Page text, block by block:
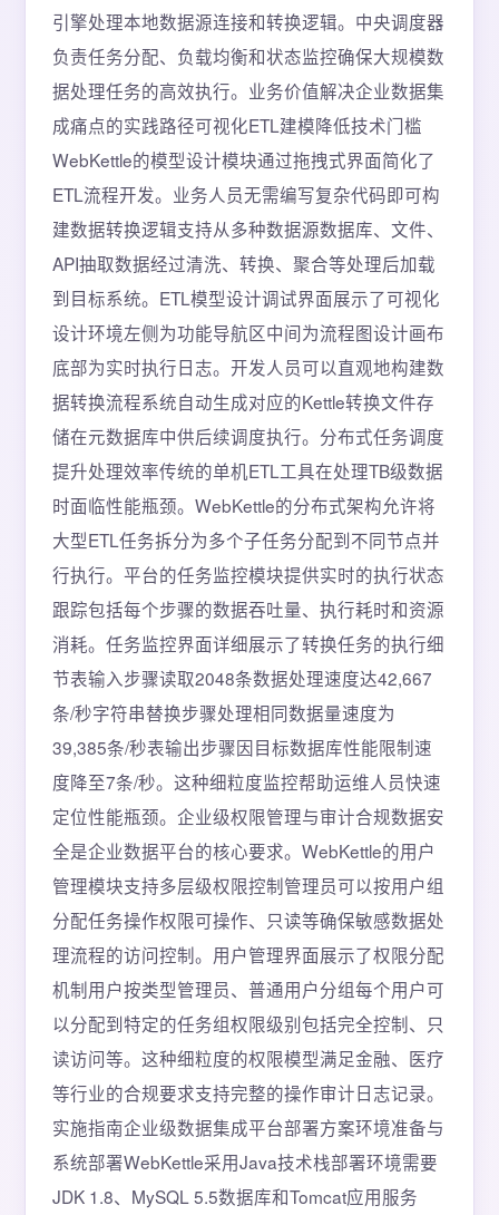
引擎处理本地数据源连接和转换逻辑。中央调度器
负责任务分配、负载均衡和状态监控确保大规模数
据处理任务的高效执行。业务价值解决企业数据集
成痛点的实践路径可视化ETL建模降低技术门槛
WebKettle的模型设计模块通过拖拽式界面简化了
ETL流程开发。业务人员无需编写复杂代码即可构
建数据转换逻辑支持从多种数据源数据库、文件、
API抽取数据经过清洗、转换、聚合等处理后加载
到目标系统。ETL模型设计调试界面展示了可视化
设计环境左侧为功能导航区中间为流程图设计画布
底部为实时执行日志。开发人员可以直观地构建数
据转换流程系统自动生成对应的Kettle转换文件存
储在元数据库中供后续调度执行。分布式任务调度
提升处理效率传统的单机ETL工具在处理TB级数据
时面临性能瓶颈。WebKettle的分布式架构允许将
大型ETL任务拆分为多个子任务分配到不同节点并
行执行。平台的任务监控模块提供实时的执行状态
跟踪包括每个步骤的数据吞吐量、执行耗时和资源
消耗。任务监控界面详细展示了转换任务的执行细
节表输入步骤读取2048条数据处理速度达42,667
条/秒字符串替换步骤处理相同数据量速度为
39,385条/秒表输出步骤因目标数据库性能限制速
度降至7条/秒。这种细粒度监控帮助运维人员快速
定位性能瓶颈。企业级权限管理与审计合规数据安
全是企业数据平台的核心要求。WebKettle的用户
管理模块支持多层级权限控制管理员可以按用户组
分配任务操作权限可操作、只读等确保敏感数据处
理流程的访问控制。用户管理界面展示了权限分配
机制用户按类型管理员、普通用户分组每个用户可
以分配到特定的任务组权限级别包括完全控制、只
读访问等。这种细粒度的权限模型满足金融、医疗
等行业的合规要求支持完整的操作审计日志记录。
实施指南企业级数据集成平台部署方案环境准备与
系统部署WebKettle采用Java技术栈部署环境需要
JDK 1.8、MySQL 5.5数据库和Tomcat应用服务